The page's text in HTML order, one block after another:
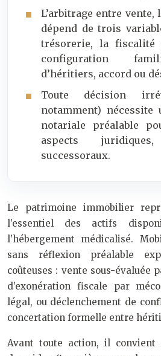
L’arbitrage entre
dépend de trois
trésorerie, la fiscalité
configuration
d’héritiers, accord ou
Toute décision
notamment) nécessite
notariale préalable
aspects
successoraux.
Le patrimoine immobilier
l’essentiel des actifs
l’hébergement médicalisé.
sans réflexion préalable
coûteuses : vente sous-évaluée
d’exonération fiscale par
légal, ou déclenchement de
concertation formelle entre
Avant toute action, il convient